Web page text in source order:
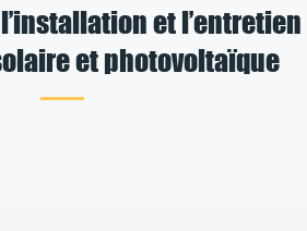
et l’entretien
et photovoltaïque